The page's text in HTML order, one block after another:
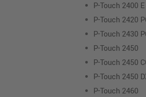
P-Touch 2400 E
P-Touch 2420
P-Touch 2430
P-Touch 2450
P-Touch 2450
P-Touch 2450
P-Touch 2460